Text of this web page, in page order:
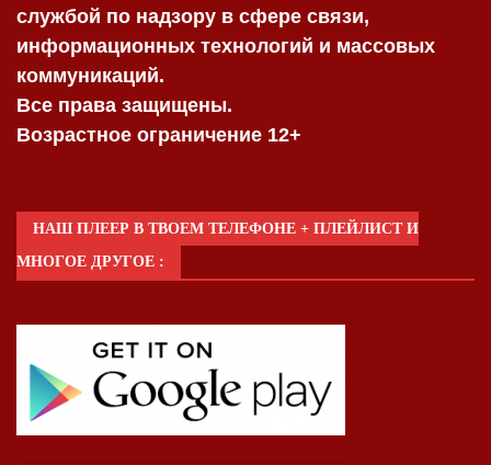
службой по надзору в сфере связи,
информационных технологий и массовых
коммуникаций.
Все права защищены.
Возрастное ограничение 12+
НАШ ПЛЕЕР В ТВОЕМ ТЕЛЕФОНЕ + ПЛЕЙЛИСТ И
МНОГОЕ ДРУГОЕ :